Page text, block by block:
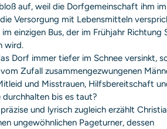
auf, weil die Dorfgemeinschaft ihm im
Versorgung mit Lebensmitteln
im einzigen Bus, der im Frühjahr Richtung
wird.
Dorf immer tiefer im Schnee versinkt,
Zufall zusammengezwungenen
und Misstrauen, Hilfsbereitschaft
durchhalten bis es taut?
und lyrisch zugleich erzählt
ungewöhnlichen Pageturner, dessen